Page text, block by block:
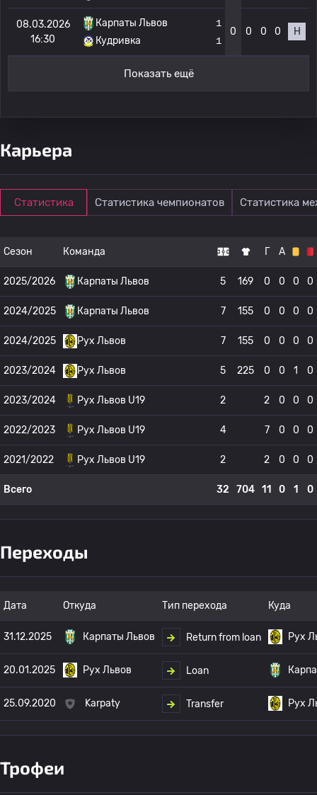
08.03.2026
16:30
Карпаты Львов
Кудривка
1
1
0 0 0 0 Н
Показать ещё
Карьера
Статистика Статистика чемпионатов Статистика
Сезон Команда Г А
2025/2026 Карпаты Львов 5 169 0 0 0 0
2024/2025 Карпаты Львов 7 155 0 0 0 0
2024/2025 Рух Львов 7 155 0 0 0 0
2023/2024 Рух Львов 5 225 0 0 1 0
2023/2024 Рух Львов U19 2 2 0 0 0
2022/2023 Рух Львов U19 4 7 0 0 0
2021/2022 Рух Львов U19 2 2 0 0 0
Всего 32 704 11 0 1 0
Переходы
Дата Откуда Тип перехода Куда
31.12.2025 Карпаты Львов Return from loan Рух
20.01.2025 Рух Львов Loan
25.09.2020 Karpaty Transfer Рух
Трофеи